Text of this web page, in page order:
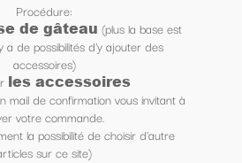
Procédure:
de gâteau (plus la base est
a de possibilités d'y ajouter des
accessoires)
les accessoires
mail de confirmation vous invitant à
votre commande.
la possibilité de choisir d'autre
sur ce site)